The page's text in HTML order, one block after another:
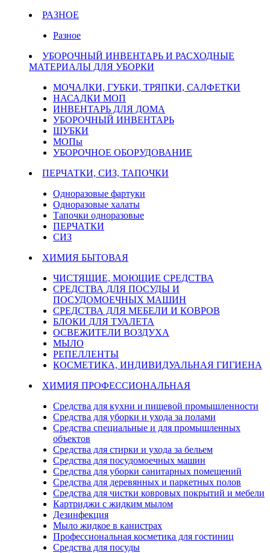
РАЗНОЕ
Разное
УБОРОЧНЫЙ ИНВЕНТАРЬ И РАСХОДНЫЕ
МАТЕРИАЛЫ ДЛЯ УБОРКИ
МОЧАЛКИ, ГУБКИ, ТРЯПКИ, САЛФЕТКИ
НАСАДКИ МОП
ИНВЕНТАРЬ ДЛЯ ДОМА
УБОРОЧНЫЙ ИНВЕНТАРЬ
ШУБКИ
МОПы
УБОРОЧНОЕ ОБОРУДОВАНИЕ
ПЕРЧАТКИ, СИЗ, ТАПОЧКИ
Одноразовые фартуки
Одноразовые халаты
Тапочки одноразовые
ПЕРЧАТКИ
СИЗ
ХИМИЯ БЫТОВАЯ
ЧИСТЯЩИЕ, МОЮЩИЕ СРЕДСТВА
СРЕДСТВА ДЛЯ ПОСУДЫ И
ПОСУДОМОЕЧНЫХ МАШИН
СРЕДСТВА ДЛЯ МЕБЕЛИ И КОВРОВ
БЛОКИ ДЛЯ ТУАЛЕТА
ОСВЕЖИТЕЛИ ВОЗДУХА
МЫЛО
РЕПЕЛЛЕНТЫ
КОСМЕТИКА, ИНДИВИДУАЛЬНАЯ ГИГИЕНА
ХИМИЯ ПРОФЕССИОНАЛЬНАЯ
Средства для кухни и пищевой промышленности
Средства для уборки и ухода за полами
Средства специальные и для промышленных
объектов
Средства для стирки и ухода за бельем
Средства для посудомоечных машин
Средства для уборки санитарных помещений
Средства для деревянных и паркетных полов
Средства для чистки ковровых покрытий и мебели
Картриджи с жидким мылом
Дезинфекция
Мыло жидкое в канистрах
Профессиональная косметика для гостиниц
Средства для посуды